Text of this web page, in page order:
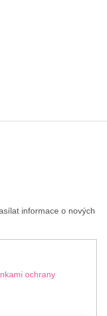
informace o nových
ochrany